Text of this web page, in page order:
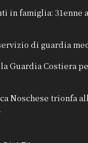
in famiglia: 31enne
di guardia
Guardia Costiera
Noschese trionfa